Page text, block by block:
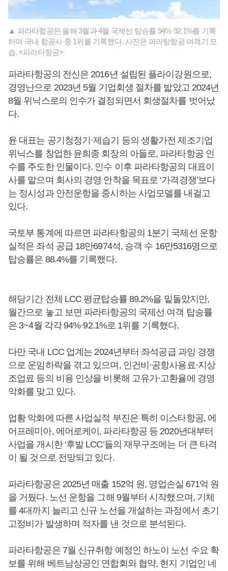
▲ 파라타항공은 올해 3월과 4월 국제선 탑승률 94%·92.1%를 기록
하며 국내 항공사 중 1위를 기록했다. 사진은 파라탕항공 여객기 모
습. <파라타항공>
파라타항공의 전신은 2016년 설립된 플라이강원으로,
경영난으로 2023년 5월 기업회생 절차를 밟았고 2024년
8월 위닉스로의 인수가 결정되면서 회생절차를 벗어났
다.
윤 대표는 공기청정기·제습기 등의 생활가전 제조기업
위닉스를 창업한 윤희종 회장의 아들로, 파라타항공 인
수를 주도한 인물이다. 인수 이후 파라타항공의 대표이
사를 맡으며 회사의 경영 안착을 목표로 ‘가격경쟁’보다
는 정시성과 안전운항을 중시하는 사업모델를 내걸고
있다.
국토부 통계에 따르면 파라타항공의 1분기 국제선 운항
실적은 좌석 공급 18만6974석, 승객 수 16만5316명으로
탑승률은 88.4%를 기록했다.
해당기간 전체 LCC 평균탑승률 89.2%을 밑돌았지만,
월간으로 놓고 보면 파라타항공의 국제선 여객 탑승률
은 3~4월 각각 94%·92.1%로 1위를 기록했다.
다만 국내 LCC 업계는 2024년부터 좌석공급 과잉 경쟁
으로 운임하락을 겪고 있으며, 인건비·공항사용료·지상
조업료 등의 비용 인상을 비롯해 고유가·고환율에 경영
악화를 맞고 있다.
업황 악화에 따른 사업실적 부진은 특히 이스타항공, 에
어프레미아, 에어로케이, 파라타항공 등 2020년대부터
사업을 개시한 ‘후발 LCC’들의 재무구조에는 더 큰 타격
이 될 것으로 전망되고 있다.
파라타항공은 2025년 매출 152억 원, 영업손실 671억 원
을 거뒀다. 노선 운항을 그해 9월부터 시작했으며, 기체
를 4대까지 늘리고 신규 노선을 개설하는 과정에서 초기
고정비가 발생하며 적자를 낸 것으로 분석된다.
파라타항공은 7월 신규취항 예정인 하노이 노선 수요 확
보를 위해 베트남상공인 연합회와 협약, 현지 기업인 네